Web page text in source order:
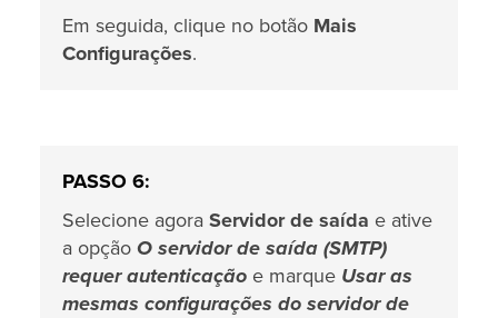
Em seguida, clique no botão Mais
Configurações.
PASSO 6:
Selecione agora Servidor de saída e ative
a opção O servidor de saída (SMTP)
requer autenticação e marque Usar as
mesmas configurações do servidor de